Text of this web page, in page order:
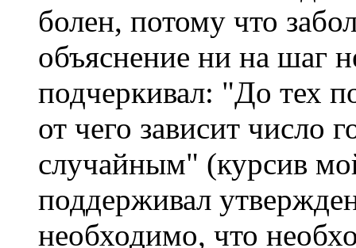
болен, потому что
объяснение ни на шаг
подчеркивал: "До тех
от чего зависит число
случайным" (курсив
поддерживал
необходимо, что